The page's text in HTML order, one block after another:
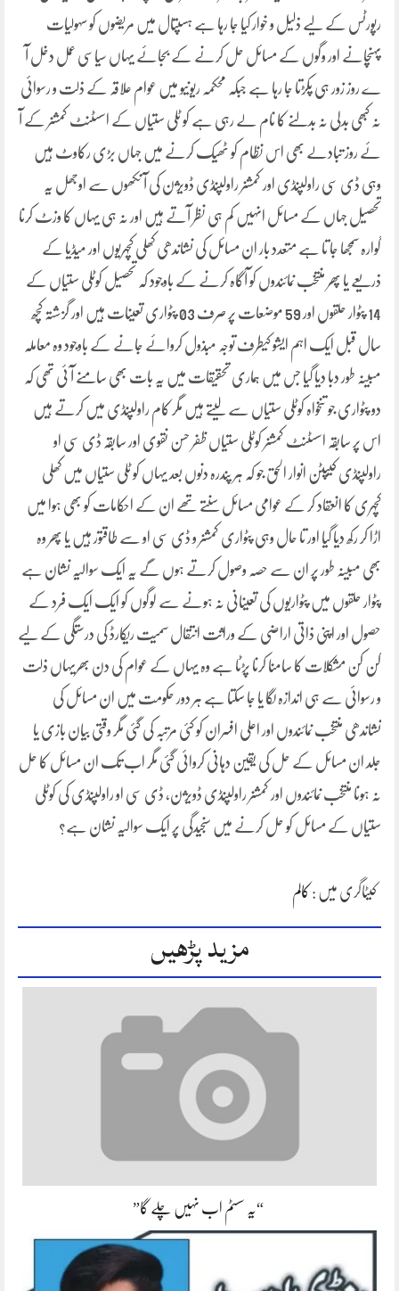
رپورٹس کے لیے ذلیل و خوار کیا جا رہا ہے ہسپتال میں مریضوں کو سہولیات
پہنچانے اور وگوں کے مسائل حل کرنے کے بجائے یہاں سیاسی عمل دخل آ
ے روز زور ہی پکڑتا جا رہا ہے جبکہ محکمہ ریونیو میں عوام علاقہ کے ذلت و رسوائی
نہ کبھی بدلی نہ بدلنے کا نام لے رہی ہے کو ٹلی ستیاں کے اسسٹنٹ کمشنر کے آ
ئے روز تبادلے بھی اس نظام کو ٹھیک کرنے میں جہاں بڑی رکاوٹ ہیں
وہی ڈی سی راولپنڈی اور کمشنر راولپنڈی ڈویژن کی آ نکھوں سے اوجھل یہ
تحصیل جہاں کے مسائل انہیں کم ہی نظر آتے ہیں اور نہ ہی یہاں کا وزٹ کرنا
گوارہ سمجھا جا تا ہے متعدد بار ان مسائل کی نشاندھی کھلی کچہریوں اور میڈیا کے
ذریعے یا پھر منتخب نمائندوں کو آگاہ کرنے کے باوجود کہ تحصیل کوٹلی ستیاں کے
14 پٹوار حلقوں اور 59 موضعات پر صرف 03 پٹواری تعینات ہیں اور گزشتہ کچھ
سال قبل ایک اہم ایشو کیطرف توجہ مبذول کروائے جانے کے باوجود وہ معاملہ
مبینہ طور دبا دیا گیا جس میں ہماری تحقیقات میں یہ بات بھی سامنے آ ئی تھی کہ
دو پٹواری جو تنخواہ کوٹلی ستیاں سے لیتے ہیں مگر کام راولپنڈی میں کرتے ہیں
اس پر سابقہ اسسٹنٹ کمشنر کوٹلی ستیاں ظفر حسن نقوی اور سابقہ ڈی سی او
راولپنڈی کیپٹن انوار الحق جو کہ ہر پندرہ دنوں بعد یہاں کو ٹلی ستیاں میں کھلی
کچہری کا انعقاد کر کے عوامی مسائل سنتے تھے ان کے احکامات کو بھی ہوا میں
اڑا کر رکھ دیا گیا اور تا حال وہی پٹواری کمشنر و ڈی سی او سے طاقتور ہیں یا پھر وہ
بھی مبینہ طور پر ان سے حصہ وصول کرتے ہوں گے یہ ایک سوالیہ نشان ہے
پٹوار حلقوں میں پٹواریوں کی تعینانی نہ ہونے سے لوگوں کو ایک ایک فرد کے
حصول اور اپنی ذاتی اراضی کے وراثت انتقال سمیت ریکارڈ کی درستگی کے لیے
کن کن مشکلات کا سامنا کرنا پڑٹا ہے وہ یہاں کے عوام کی دن بھریہاں ذلت
و رسوائی سے ہی اندازہ لگا یا جا سکتا ہے ہر دور حکومت میں ان مسائل کی
نشاندھی منتخب نمائندوں اور اعلی افسران کو کئی مرتبہ کی گئی مگر وقتی بیان بازی یا
جلد ان مسائل کے حل کی یقین دہانی کروائی گئی مگر اب تک ان مسائل کا حل
نہ ہونا منتخب نمائندوں اور کمشنر راولپنڈی ڈویژن، ڈی سی او راولپنڈی کی کوٹلی
ستیاں کے مسائل کو حل کرنے میں سنجیدگی پر ایک سوالیہ نشان ہے؟
کیٹاگری میں : کالم
مزید پڑھیں
“یہ سسٹم اب نہیں چلے گا”